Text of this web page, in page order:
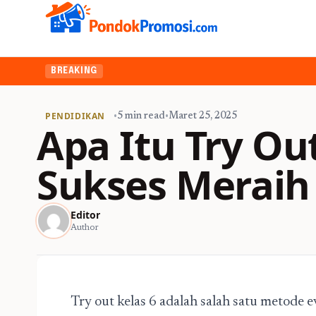
BREAKING
PENDIDIKAN •5 min read•Maret 25, 2025
Apa Itu Try
Sukses
Editor
Author
Try out kelas 6 adalah salah satu metode